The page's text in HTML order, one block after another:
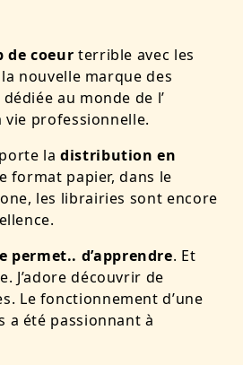
de coeur terrible avec les
nouvelle marque des
au monde de l’
professionnelle.
ladistribution en
format papier, dans le
les librairies sont encore
permet.. d’apprendre. Et
J’adore découvrir de
Le fonctionnement d’une
a été passionnant à